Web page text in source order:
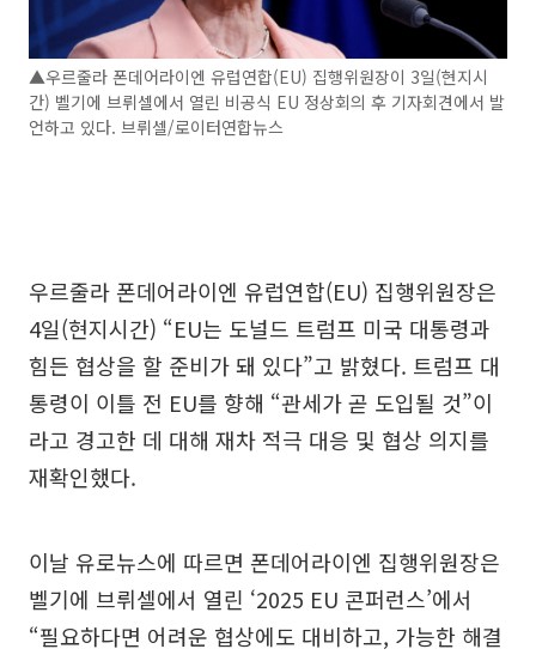
▲우르줄라 폰데어라이엔 유럽연합(EU) 집행위원장이 3일(현지시
간) 벨기에 브뤼셀에서 열린 비공식 EU 정상회의 후 기자회견에서 발
언하고 있다. 브뤼셀/로이터연합뉴스
우르줄라 폰데어라이엔 유럽연합(EU) 집행위원장은
4일(현지시간) “EU는 도널드 트럼프 미국 대통령과
힘든 협상을 할 준비가 돼 있다”고 밝혔다. 트럼프 대
통령이 이틀 전 EU를 향해 “관세가 곧 도입될 것”이
라고 경고한 데 대해 재차 적극 대응 및 협상 의지를
재확인했다.
이날 유로뉴스에 따르면 폰데어라이엔 집행위원장은
벨기에 브뤼셀에서 열린 ‘2025 EU 콘퍼런스’에서
“필요하다면 어려운 협상에도 대비하고, 가능한 해결